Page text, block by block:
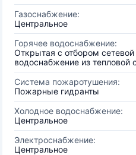
Газоснабжение:
Центральное
Горячее водоснабжение:
Открытая с отбором
водоснабжение из тепловой
Система пожаротушения:
Пожарные гидранты
Холодное водоснабжение:
Центральное
Электроснабжение:
Центральное